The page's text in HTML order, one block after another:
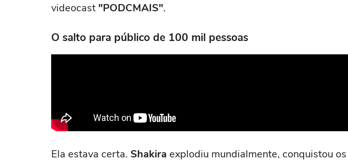
videocast "PODCMAIS".
O salto para público de 100 mil pessoas
Ela estava certa. Shakira explodiu mundialmente, conquistou